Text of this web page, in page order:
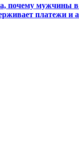
почему мужчины
платежи